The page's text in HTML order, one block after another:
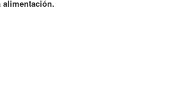
alimentación.